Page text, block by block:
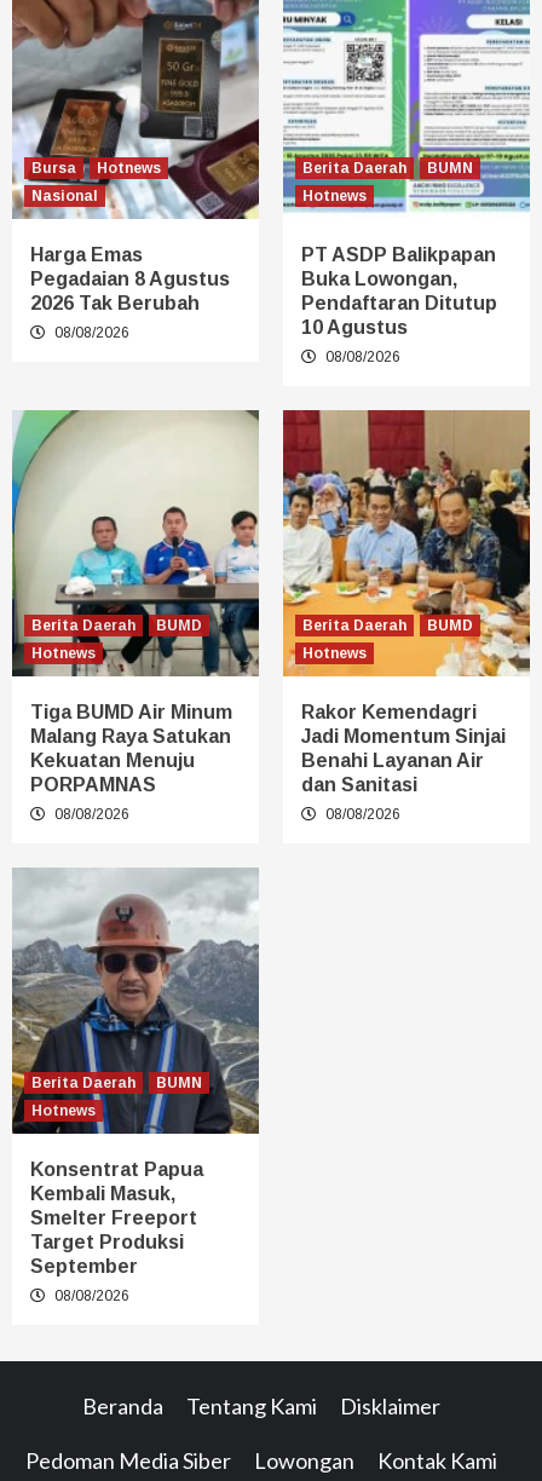
Bursa
Hotnews
Nasional
Harga Emas
Pegadaian 8 Agustus
2026 Tak Berubah
08/08/2026
Berita Daerah
BUMN
Hotnews
PT ASDP Balikpapan
Buka Lowongan,
Pendaftaran Ditutup
10 Agustus
08/08/2026
Berita Daerah
BUMD
Hotnews
Tiga BUMD Air Minum
Malang Raya Satukan
Kekuatan Menuju
PORPAMNAS
08/08/2026
Berita Daerah
BUMD
Hotnews
Rakor Kemendagri
Jadi Momentum Sinjai
Benahi Layanan Air
dan Sanitasi
08/08/2026
Berita Daerah
BUMN
Hotnews
Konsentrat Papua
Kembali Masuk,
Smelter Freeport
Target Produksi
September
08/08/2026
Beranda Tentang Kami Disklaimer
Pedoman Media Siber Lowongan Kontak Kami